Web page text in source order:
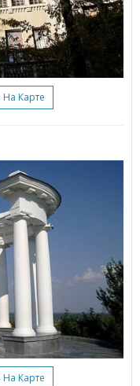
На Карте
На Карте